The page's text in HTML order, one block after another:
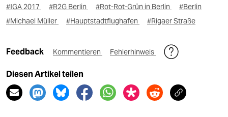
#IGA 2017 #R2G Berlin #Rot-Rot-Grün in Berlin
#Berlin
#Michael Müller
#Hauptstadtflughafen #Rigaer Straße
Feedback Kommentieren Fehlerhinweis
Diesen Artikel teilen